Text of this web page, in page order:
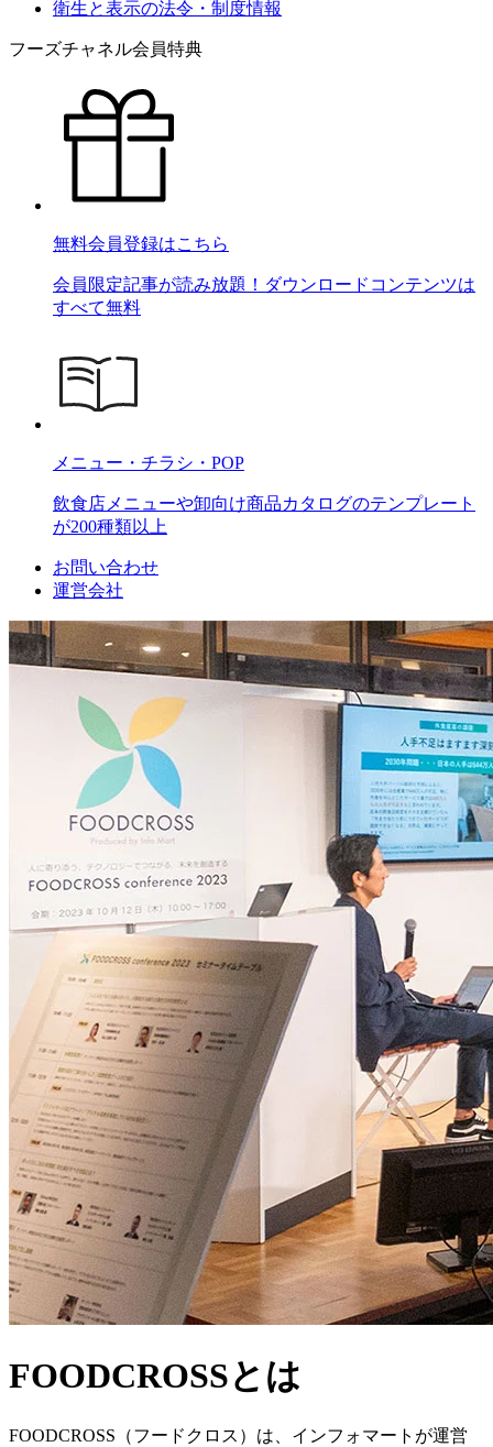
衛生と表示の法令・制度情報
フーズチャネル会員特典
無料会員登録はこちら
会員限定記事が読み放題！ダウンロードコンテンツは
すべて無料
メニュー・チラシ・POP
飲食店メニューや卸向け商品カタログのテンプレート
が200種類以上
お問い合わせ
運営会社
FOODCROSSとは
FOODCROSS（フードクロス）は、インフォマートが運営